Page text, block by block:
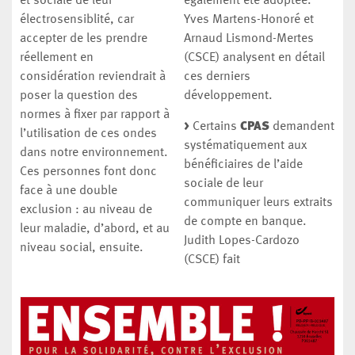
électrosensiblité, car
accepter de les prendre
réellement en
considération reviendrait à
poser la question des
normes à fixer par rapport à
l’utilisation de ces ondes
dans notre environnement.
Ces personnes font donc
face à une double
exclusion : au niveau de
leur maladie, d’abord, et au
niveau social, ensuite.
Yves Martens-Honoré et
Arnaud Lismond-Mertes
(CSCE) analysent en détail
ces derniers
développement.
> Certains CPAS demandent
systématiquement aux
bénéficiaires de l’aide
sociale de leur
communiquer leurs extraits
de compte en banque.
Judith Lopes-Cardozo
(CSCE) fait